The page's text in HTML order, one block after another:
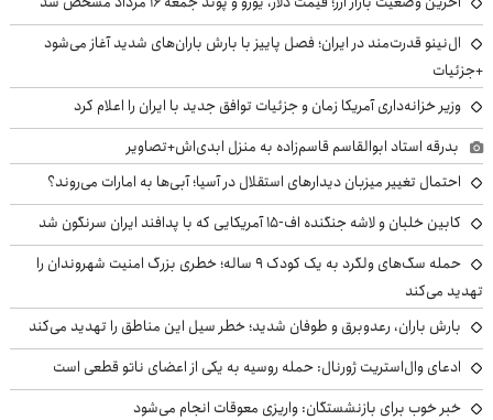
ال‌نینو قدرت‌مند در ایران؛ فصل پاییز با بارش باران‌های شدید آغاز می‌شود
+جزئیات
وزیر خزانه‌داری آمریکا زمان و جزئیات توافق جدید با ایران را اعلام کرد
بدرقه استاد ابوالقاسم قاسم‌زاده به منزل ابدی‌اش+تصاویر
احتمال تغییر میزبان دیدارهای استقلال در آسیا؛ آبی‌ها به امارات می‌روند؟
کابین خلبان و لاشه جنگنده اف-۱۵ آمریکایی که با پدافند ایران سرنگون شد
حمله سگ‌های ولگرد به یک کودک ۹ ساله؛ خطری بزرگ امنیت شهروندان را
تهدید می‌کند
بارش باران، رعدوبرق و طوفان شدید؛ خطر سیل این مناطق را تهدید می‌کند
ادعای وال‌استریت ژورنال: حمله روسیه به یکی از اعضای ناتو قطعی است
خبر خوب برای بازنشستگان: واریزی معوقات انجام می‌شود